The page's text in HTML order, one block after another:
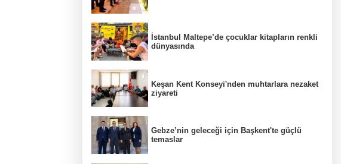
İstanbul Maltepe’de çocuklar kitapların renkli
dünyasında
Keşan Kent Konseyi'nden muhtarlara nezaket
ziyareti
Gebze’nin geleceği için Başkent'te güçlü
temaslar